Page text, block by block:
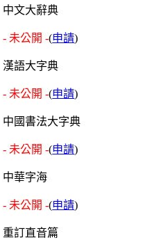
中文大辭典
- 未公開 -(申請)
漢語大字典
- 未公開 -(申請)
中國書法大字典
- 未公開 -(申請)
中華字海
- 未公開 -(申請)
重訂直音篇